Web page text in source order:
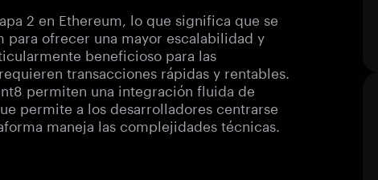
2 en Ethereum, lo que significa que se
ofrecer una mayor escalabilidad y
beneficioso para las
transacciones rápidas y rentables.
permiten una integración fluida de
permite a los desarrolladores centrarse
maneja las complejidades técnicas.